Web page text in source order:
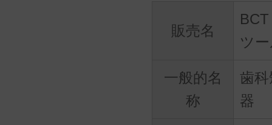
販売名
ツ
一般的名
称
歯
器